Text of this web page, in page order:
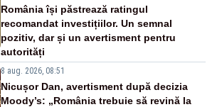
România își păstrează ratingul
recomandat investițiilor. Un semnal
pozitiv, dar și un avertisment pentru
autorități
8 aug. 2026, 08:51
Nicușor Dan, avertisment după decizia
Moody’s: „România trebuie să revină la